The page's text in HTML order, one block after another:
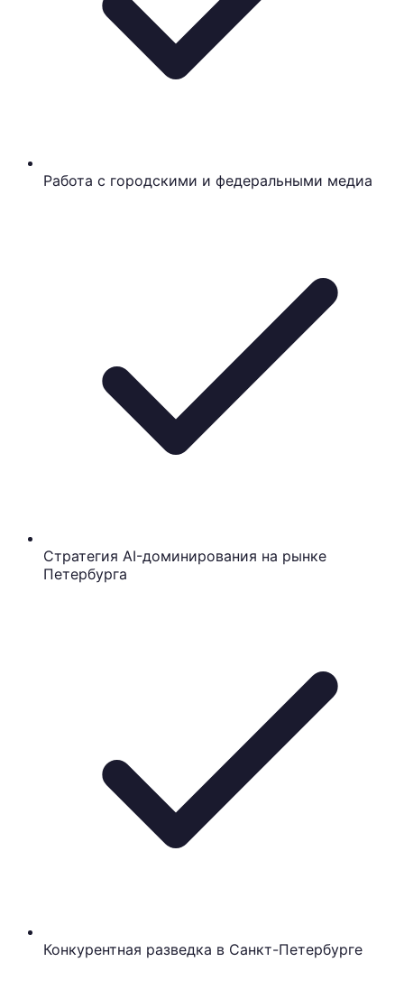
Работа с городскими и федеральными медиа
Стратегия AI-доминирования на рынке
Петербурга
Конкурентная разведка в Санкт-Петербурге